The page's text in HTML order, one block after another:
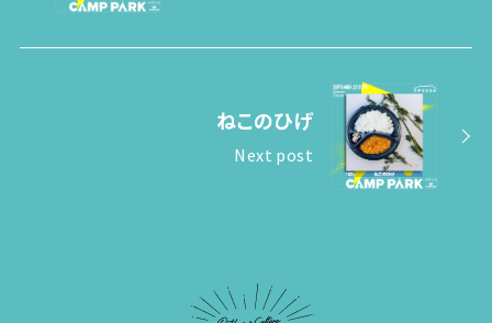
ねこのひげ
Next post